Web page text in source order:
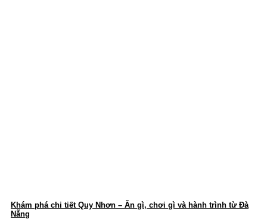
Khám phá chi tiết Quy Nhơn – Ăn gì, chơi gì và hành trình từ Đà
Nẵng